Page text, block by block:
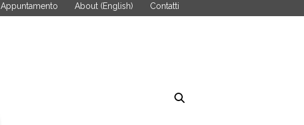
Appuntamento About (English) Contatti